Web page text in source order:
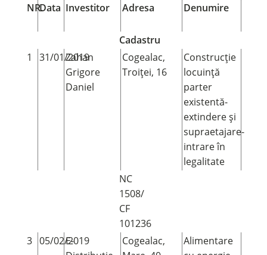
NR.Data Investitor Adresa Denumire
Cadastru
1
31/01/2019
Zahan
Grigore
Daniel
Cogealac,
Troiței, 16
Construcție
locuință
parter
existentă-
extindere și
supraetajare-
intrare în
legalitate
NC
1508/
CF
101236
3 05/02/2019
E-
Cogealac,
Alimentare